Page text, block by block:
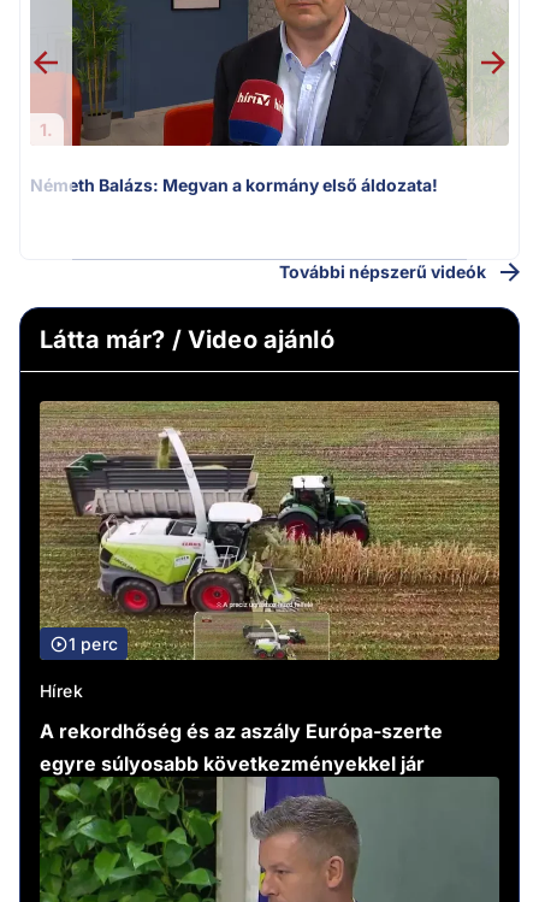
1.
Németh Balázs: Megvan a kormány első áldozata!
További népszerű videók
Látta már? / Video ajánló
1 perc
Hírek
A rekordhőség és az aszály Európa-szerte
egyre súlyosabb következményekkel jár